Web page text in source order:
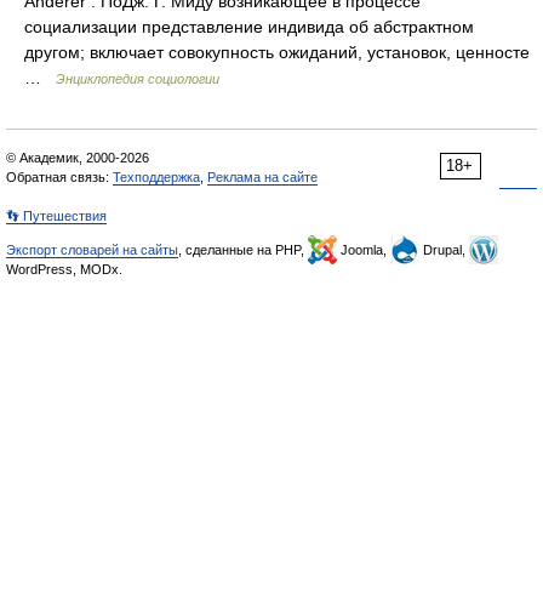
социализации представление индивида об абстрактном
другом; включает совокупность ожиданий, установок, ценносте
Энциклопедия социологии
18+
© Академик, 2000-2026
Обратная связь: Техподдержка Реклама на сайте
👣 Путешествия
Экспорт словарей на сайты , сделанные на PHP, Joomla,
Drupal,
WordPress, MODx.